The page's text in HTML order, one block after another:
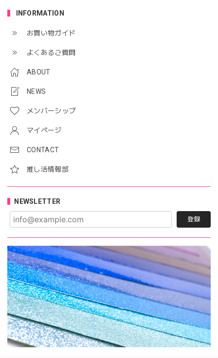
INFORMATION
お買い物ガイド
よくあるご質問
ABOUT
NEWS
メンバーシップ
マイページ
CONTACT
推し活情報部
NEWSLETTER
登録